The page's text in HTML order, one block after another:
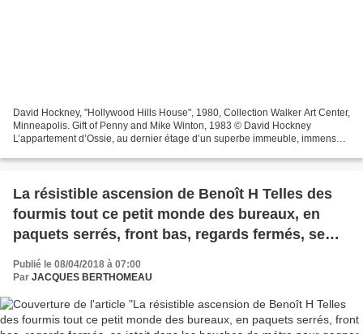
David Hockney, "Hollywood Hills House", 1980, Collection Walker Art Center,
Minneapolis. Gift of Penny and Mike Winton, 1983 © David Hockney
L’appartement d’Ossie, au dernier étage d’un superbe immeuble, immense,
La résistible ascension de Benoît H Telles des
fourmis tout ce petit monde des bureaux, en
paquets serrés, front bas, regards fermés, se
les gares de triage. (68)
Publié le 08/04/2018 à 07:00
Par JACQUES BERTHOMEAU